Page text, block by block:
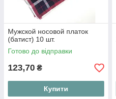
Мужской носовой платок
(батист) 10 шт.
Готово до відправки
123,70 ₴
Купити